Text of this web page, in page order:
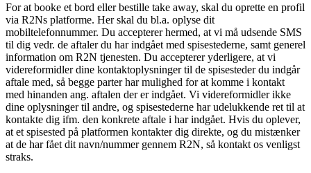
For at booke et bord eller bestille take away, skal du oprette en profil
via R2Ns platforme. Her skal du bl.a. oplyse dit
mobiltelefonnummer. Du accepterer hermed, at vi må udsende SMS
til dig vedr. de aftaler du har indgået med spisestederne, samt generel
information om R2N tjenesten. Du accepterer yderligere, at vi
videreformidler dine kontaktoplysninger til de spisesteder du indgår
aftale med, så begge parter har mulighed for at komme i kontakt
med hinanden ang. aftalen der er indgået. Vi videreformidler ikke
dine oplysninger til andre, og spisestederne har udelukkende ret til at
kontakte dig ifm. den konkrete aftale i har indgået. Hvis du oplever,
at et spisested på platformen kontakter dig direkte, og du mistænker
at de har fået dit navn/nummer gennem R2N, så kontakt os venligst
straks.